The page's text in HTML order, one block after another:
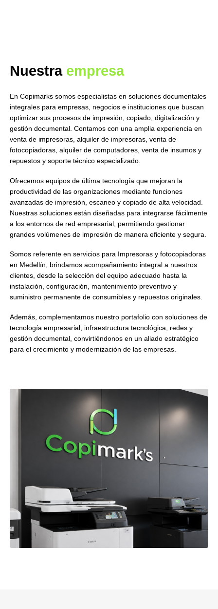
Nuestra empresa
En Copimarks somos especialistas en soluciones documentales
integrales para empresas, negocios e instituciones que buscan
optimizar sus procesos de impresión, copiado, digitalización y
gestión documental. Contamos con una amplia experiencia en
venta de impresoras, alquiler de impresoras, venta de
fotocopiadoras, alquiler de computadores, venta de insumos y
repuestos y soporte técnico especializado.
Ofrecemos equipos de última tecnología que mejoran la
productividad de las organizaciones mediante funciones
avanzadas de impresión, escaneo y copiado de alta velocidad.
Nuestras soluciones están diseñadas para integrarse fácilmente
a los entornos de red empresarial, permitiendo gestionar
grandes volúmenes de impresión de manera eficiente y segura.
Somos referente en servicios para Impresoras y fotocopiadoras
en Medellín, brindamos acompañamiento integral a nuestros
clientes, desde la selección del equipo adecuado hasta la
instalación, configuración, mantenimiento preventivo y
suministro permanente de consumibles y repuestos originales.
Además, complementamos nuestro portafolio con soluciones de
tecnología empresarial, infraestructura tecnológica, redes y
gestión documental, convirtiéndonos en un aliado estratégico
para el crecimiento y modernización de las empresas.